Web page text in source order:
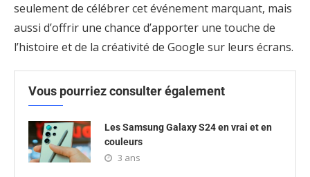
seulement de célébrer cet événement marquant, mais
aussi d’offrir une chance d’apporter une touche de
l’histoire et de la créativité de Google sur leurs écrans.
Vous pourriez consulter également
Les Samsung Galaxy S24 en vrai et en
couleurs
3 ans